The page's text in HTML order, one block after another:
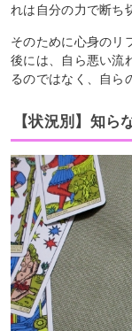
れは自分の力で断ち
そのために心身のリ
後には、自ら悪い流
るのではなく、自ら
【状況別】知ら